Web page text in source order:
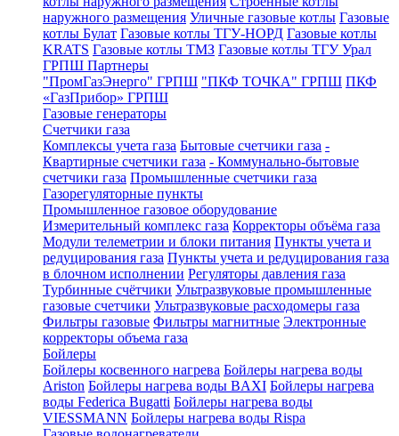
наружного размещения Уличные газовые котлы Газовые
котлы Булат Газовые котлы ТГУ-НОРД Газовые котлы
KRATS Газовые котлы ТМЗ Газовые котлы ТГУ Урал
ГРПШ Партнеры
"ПромГазЭнерго" ГРПШ "ПКФ ТОЧКА" ГРПШ ПКФ
«ГазПрибор» ГРПШ
Газовые генераторы
Счетчики газа
Комплексы учета газа Бытовые счетчики газа -
Квартирные счетчики газа - Коммунально-бытовые
счетчики газа Промышленные счетчики газа
Газорегуляторные пункты
Промышленное газовое оборудование
Измерительный комплекс газа Корректоры объёма газа
Модули телеметрии и блоки питания Пункты учета и
редуцирования газа Пункты учета и редуцирования газа
в блочном исполнении Регуляторы давления газа
Турбинные счётчики Ультразвуковые промышленные
газовые счетчики Ультразвуковые расходомеры газа
Фильтры газовые Фильтры магнитные Электронные
корректоры объема газа
Бойлеры
Бойлеры косвенного нагрева Бойлеры нагрева воды
Ariston Бойлеры нагрева воды BAXI Бойлеры нагрева
воды Federica Bugatti Бойлеры нагрева воды
VIESSMANN Бойлеры нагрева воды Rispa